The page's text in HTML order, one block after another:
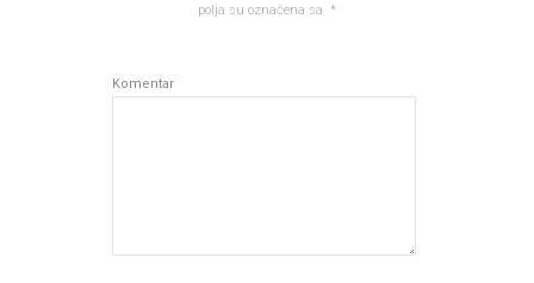
polja su označena sa *
Komentar